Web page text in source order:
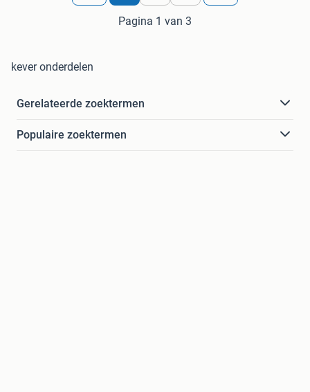
Pagina 1 van 3
kever onderdelen
Gerelateerde zoektermen
Populaire zoektermen